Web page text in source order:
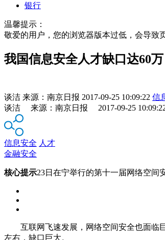
银行
温馨提示：
敬爱的用户，您的浏览器版本过低，会导致
我国信息安全人才缺口达60万
谈洁 来源： 南京日报 2017-09-25 10:09:22 信
谈洁 来源：南京日报 2017-09-25
信息安全 人才
金融安全
核心提示23日在宁举行的第十一届网络空间
互联网飞速发展，网络空间安全也面临巨
左右，缺口巨大。